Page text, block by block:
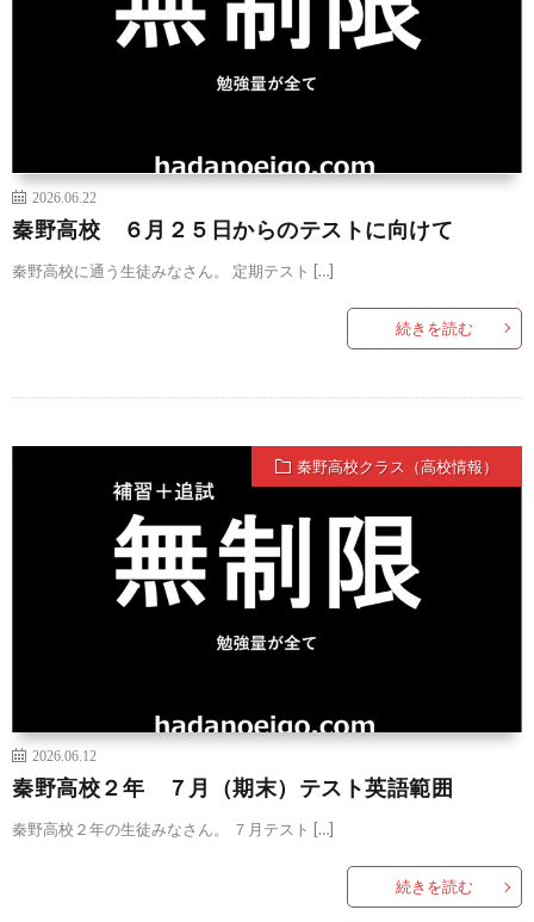
2026.06.22
秦野高校 ６月２５日からのテストに向けて
秦野高校に通う生徒みなさん。 定期テスト […]
続きを読む
秦野高校クラス（高校情報）
2026.06.12
秦野高校２年 ７月（期末）テスト英語範囲
秦野高校２年の生徒みなさん。 ７月テスト […]
続きを読む